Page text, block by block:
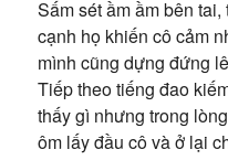
Sấm sét ầm ầm bên
cạnh họ khiến cô cảm
mình cũng dựng đứng
Tiếp theo tiếng đao
thấy gì nhưng trong
ôm lấy đầu cô và ở lại